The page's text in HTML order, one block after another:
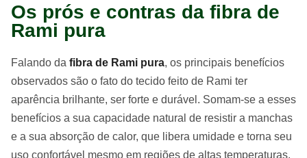
Os prós e contras da fibra de
Rami pura
Falando da fibra de Rami pura, os principais benefícios
observados são o fato do tecido feito de Rami ter
aparência brilhante, ser forte e durável. Somam-se a esses
benefícios a sua capacidade natural de resistir a manchas
e a sua absorção de calor, que libera umidade e torna seu
uso confortável mesmo em regiões de altas temperaturas.